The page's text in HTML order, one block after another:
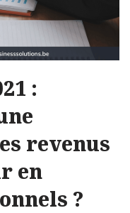
:
revenus
en
?